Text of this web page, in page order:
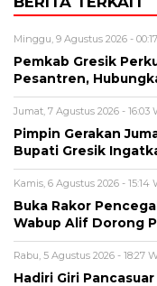
Minggu, 9 Agustus 2026 -
Pemkab Gresik
Pesantren,
Jumat, 7 Agustus 2026 - 16:03
Pimpin Gerakan
Bupati Gresik
Kamis, 6 Agustus 2026 - 15:14
Buka Rakor
Wabup Alif Dorong
Rabu, 5 Agustus 2026 - 18:27
Hadiri Giri